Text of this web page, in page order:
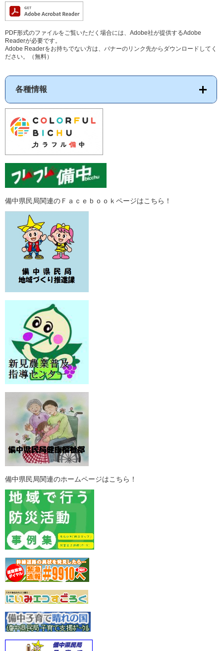
PDF形式のファイルをご覧いただく場合には、Adobe社が提供するAdobe
Readerが必要です。
Adobe Readerをお持ちでない方は、バナーのリンク先からダウンロードしてく
ださい。（無料）
各種情報
備中県民局関連のＦａｃｅｂｏｏｋページはこちら！
備中県民局関連のホームページはこちら！